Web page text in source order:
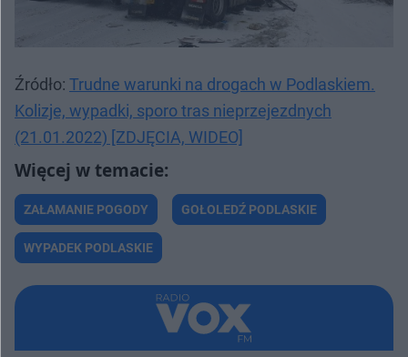
Źródło: Trudne warunki na drogach w Podlaskiem.
Kolizje, wypadki, sporo tras nieprzejezdnych
(21.01.2022) [ZDJĘCIA, WIDEO]
ZAŁAMANIE POGODY GOŁOLEDŹ PODLASKIE
WYPADEK PODLASKIE